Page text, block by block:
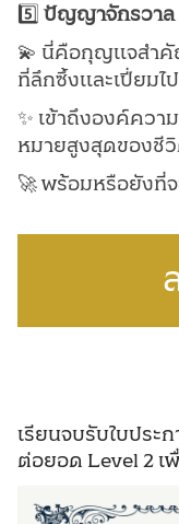
5️⃣ ปัญญาจักรวาล
💫 นี่คือกุญแจสำคั
ที่ลึกซึ้งและเปี่ยมไ
✨ เข้าถึงองค์คว
หมายสูงสุดของชี
🚀 พร้อมหรือยังที่
เรียนจบรับใบประ
ต่อยอด Level 2